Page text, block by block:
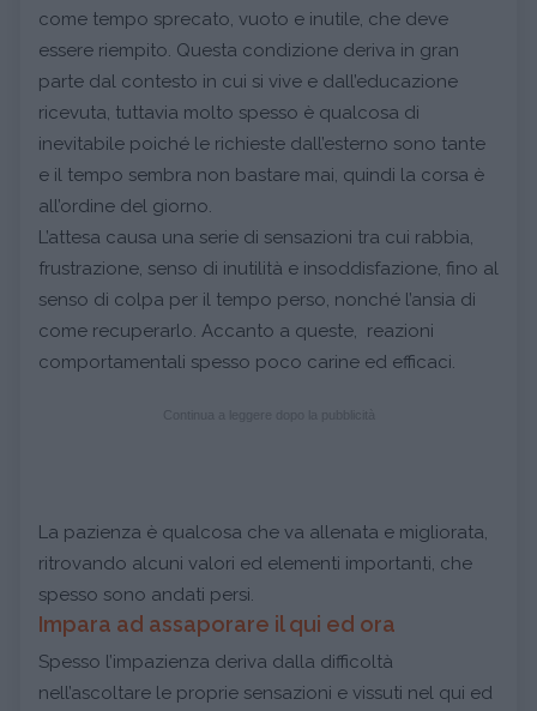
come tempo sprecato, vuoto e inutile, che deve
essere riempito. Questa condizione deriva in gran
parte dal contesto in cui si vive e dall’educazione
ricevuta, tuttavia molto spesso è qualcosa di
inevitabile poiché le richieste dall’esterno sono tante
e il tempo sembra non bastare mai, quindi la corsa è
all’ordine del giorno.
L’attesa causa una serie di sensazioni tra cui rabbia,
frustrazione, senso di inutilità e insoddisfazione, fino al
senso di colpa per il tempo perso, nonché l’ansia di
come recuperarlo. Accanto a queste, reazioni
comportamentali spesso poco carine ed efficaci.
La pazienza è qualcosa che va allenata e migliorata,
ritrovando alcuni valori ed elementi importanti, che
spesso sono andati persi.
Impara ad assaporare il qui ed ora
Spesso l’impazienza deriva dalla difficoltà
nell’ascoltare le proprie sensazioni e vissuti nel qui ed